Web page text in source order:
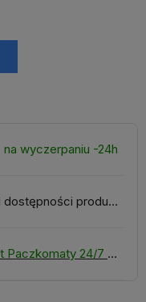
na wyczerpaniu -24h
W zależności od dostępności produktu
Paczkomaty 24/7